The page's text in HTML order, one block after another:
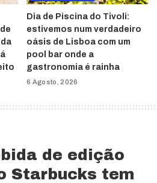
Dia de Piscina do Tivoli:
estivemos num verdadeiro
oásis de Lisboa com um
pool bar onde a
gastronomia é rainha
6 Agosto, 2026
de edição
Starbucks tem